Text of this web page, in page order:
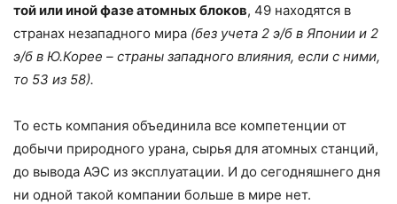
той или иной фазе атомных блоков, 49 находятся в
странах незападного мира (без учета 2 э/б в Японии и 2
э/б в Ю.Корее – страны западного влияния, если с ними,
то 53 из 58).
То есть компания объединила все компетенции от
добычи природного урана, сырья для атомных станций,
до вывода АЭС из эксплуатации. И до сегодняшнего дня
ни одной такой компании больше в мире нет.